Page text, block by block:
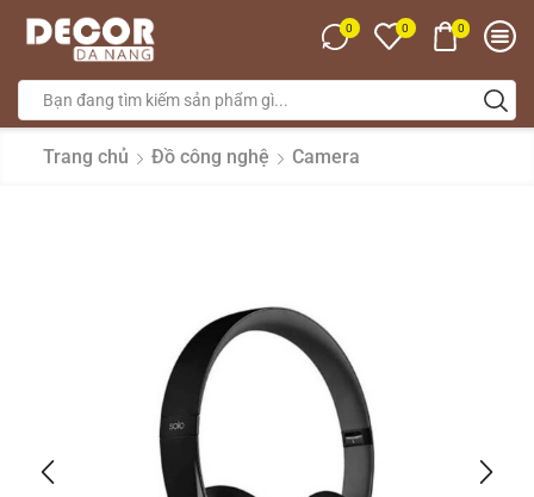
0 0 0
Trang chủ Đồ công nghệ Camera